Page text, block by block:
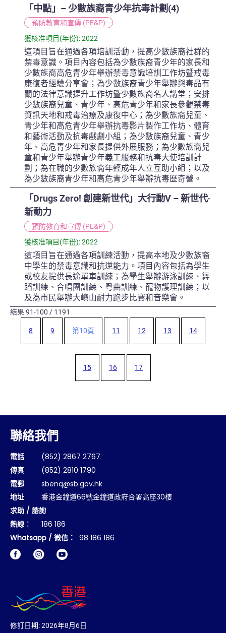
「中點」– 少數族裔青少年抗毒計劃(4)
預防教育和宣傳 (PE&P)
獲核准項目(年份): 2022
這項目旨在通過各項培訓活動，提高少數族裔社群的
禁毒意識。項目內容包括為少數族裔青少年的家長和
少數族裔高危青少年舉辦禁毒意識培訓工作坊暨戒毒
康復者經驗分享會；為少數族裔青少年舉辦與毒品有
關的法律意識提升工作坊暨少數族裔名人講堂；安排
少數族裔兒童、青少年、高危青少年和家長參觀禁毒
資訊天地和戒毒治療及康復中心；為少數族裔兒童、
青少年和高危青少年舉辦抗毒影片製作工作坊、體育
和藝術活動及抗毒戲劇小組；為少數族裔兒童、青少
年、高危青少年和家長提供外展服務；為少數族裔兒
童和青少年舉辦青少年義工服務和抗毒大使培訓計
劃；為在職的少數族裔年輕成年人立互助小組；以及
為少數族裔青少年和高危青少年舉辦抗毒歷奇營。
「Drugs Zero! 創建新世代」大行動V – 新世代‧
新動力
預防教育和宣傳 (PE&P)
獲核准項目(年份): 2022
這項目旨在通過各項訓練活動，提高本地及少數族裔
中學生的禁毒意識和抗逆能力。項目內容包括為學生
或校友提供長途單車訓練；為學生舉辦游泳訓練、舞
蹈訓練、合唱團訓練、粵曲訓練、寵物護理訓練；以
及為市民舉辦大嶼山耐力跑步比賽和音樂會。
結果91-100 / 1191
8 9 第10頁 11 12 13 14
15 16 17
聯絡我們
電話
(852) 2867 2767
傳真
(852) 2810 1790
電郵
sbenq@sb.gov.hk
地址
香港金鐘道66號金鐘道政府合署高座30樓
求助 / 諮詢
熱線︰
186 186
Whatsapp / 微信︰ 98 186 186
FacebookInstagram
修訂日期:2026年8月6日